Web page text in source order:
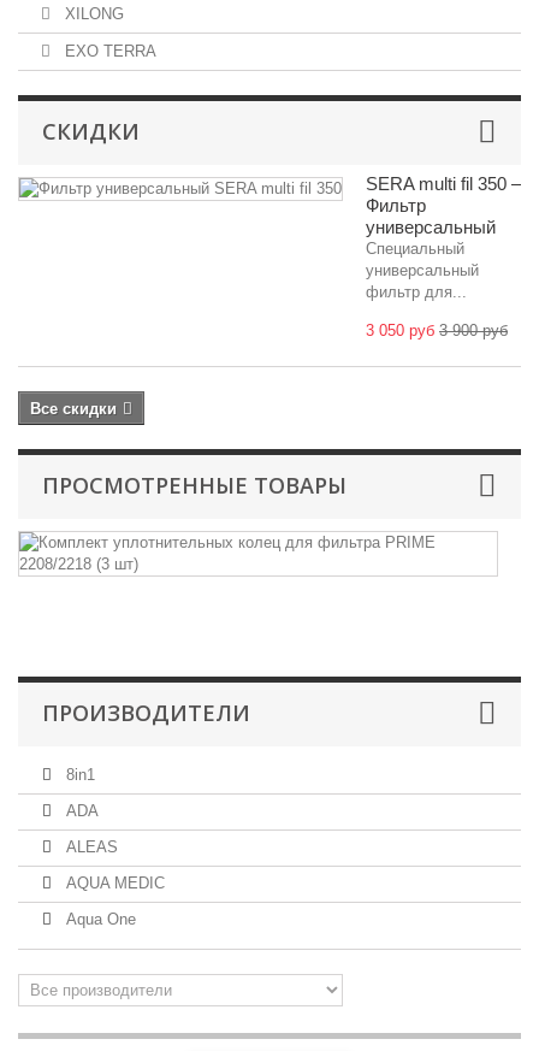
XILONG
EXO TERRA
СКИДКИ
SERA multi fil 350 –
Фильтр
универсальный
Специальный
универсальный
фильтр для...
3 050 руб 3 900 руб
Все скидки
ПРОСМОТРЕННЫЕ ТОВАРЫ
ПРОИЗВОДИТЕЛИ
8in1
ADA
ALEAS
AQUA MEDIC
Aqua One